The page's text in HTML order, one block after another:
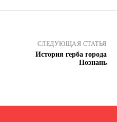
СЛЕДУЮЩАЯ СТАТЬЯ
История герба города
Познань